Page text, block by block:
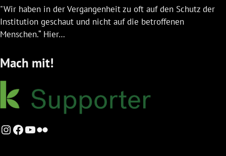
"Wir haben in der Vergangenheit zu oft auf den Schutz der
Institution geschaut und nicht auf die betroffenen
Menschen.“ Hier…
Mach mit!
Instagram
Facebook
YouTube
Flickr